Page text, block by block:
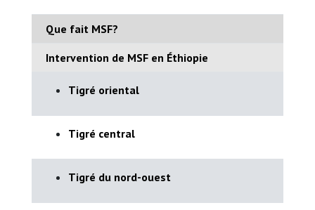
Que fait MSF?
Intervention de MSF en Éthiopie
Tigré oriental
Tigré central
Tigré du nord-ouest